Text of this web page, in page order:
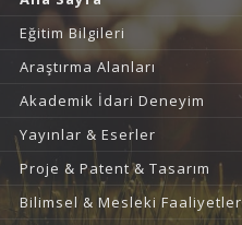
Eğitim Bilgileri
Araştırma Alanları
Akademik İdari Deneyim
Yayınlar & Eserler
Proje & Patent & Tasarım
Bilimsel & Mesleki Faaliyetler